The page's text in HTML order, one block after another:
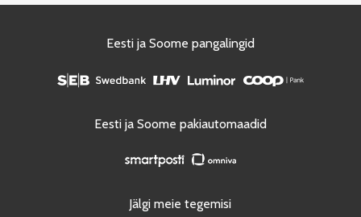
Eesti ja Soome pangalingid
Eesti ja Soome pakiautomaadid
Jälgi meie tegemisi